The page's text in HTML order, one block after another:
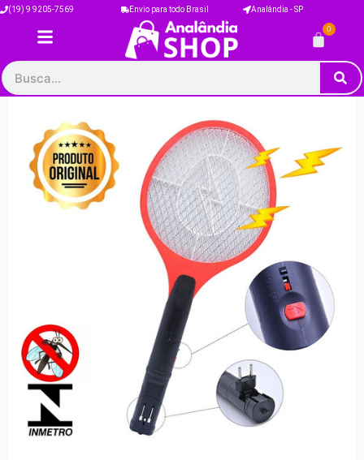
Ir
conteúdo
0
Pesquisar
(19) 9 9205-7569 Envio para todo Brasil Analândia - SP